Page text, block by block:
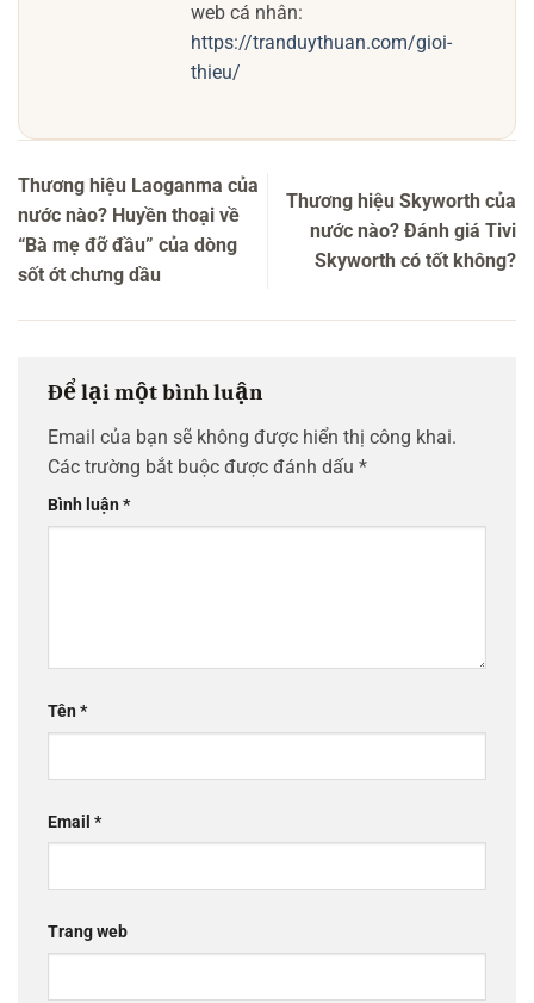
web cá nhân:
https://tranduythuan.com/gioi-
thieu/
Thương hiệu Laoganma của
nước nào? Huyền thoại về
“Bà mẹ đỡ đầu” của dòng
sốt ớt chưng dầu
Thương hiệu Skyworth của
nước nào? Đánh giá Tivi
Skyworth có tốt không?
Để lại một bình luận
Email của bạn sẽ không được hiển thị công khai.
Các trường bắt buộc được đánh dấu *
Bình luận*
Tên*
Email *
Trang web